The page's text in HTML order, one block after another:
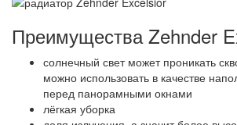
Преимущества Zehnder
солнечный свет может проникать
можно использовать в качестве
перед панорамными окнами
лёгкая уборка